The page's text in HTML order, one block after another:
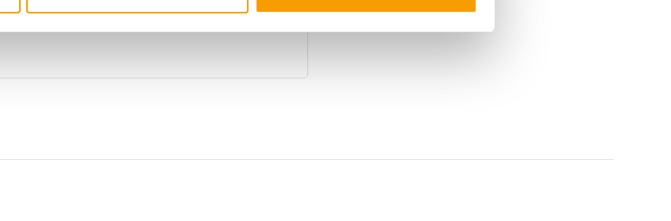
und super Ausstattung in der Küche!